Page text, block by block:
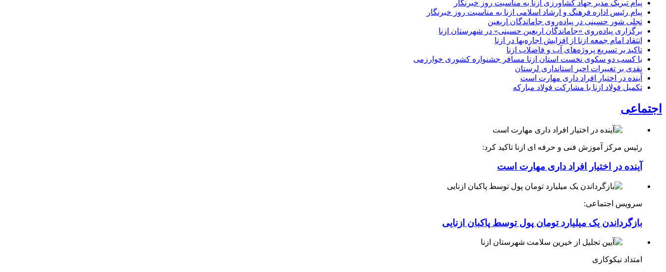
پیام تبریک مدیر جهاد کشاورزی ازنا به مناسبت روز خبرنگار
پیام رئیس اداره فرهنگ و ارشاد اسلامی ازنا به مناسبت روز خبرنگار
تجلی شور حسینی در پیاده‌روی جاماندگان اربعین
برگزاری پیاده‌روی «جاماندگان اربعین حسینی» در شهرستان ازنا
انتقاد امام جمعه ازنا از افزایش اجاره‌بها در ازنا
تاکید بر تسریع پروژه‌های آب و فاضلاب ازنا
با کسب دو سکوی نخست استان ازنا مسافر جشنواره کشوری خوارزمی
نقدی بر تغییرات اخیر استانداری لرستان
آینده در اختیار افراد داری مهارت است
تکمیل فولاد ازنا با مشارکت فولاد مبارکه
اجتماعی
رئیس مرکز آموزش فنی و حرفه ای ازنا تاکید کرد:
آینده در اختیار افراد داری مهارت است
سرویس اجتماعی:
بازگرداندن یک میلیارد تومان پول توسط پاکبان ازنایی
امتداد نیکوکاری